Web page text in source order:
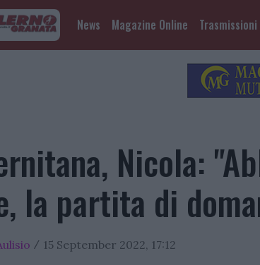
News Magazine Online Trasmissioni
Nicola:
la partita di
/ 15 September 2022, 17:12